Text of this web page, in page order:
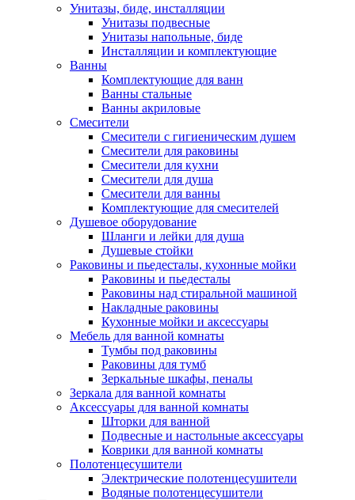
Унитазы, биде, инсталляции
Унитазы подвесные
Унитазы напольные, биде
Инсталляции и комплектующие
Ванны
Комплектующие для ванн
Ванны стальные
Ванны акриловые
Смесители
Смесители с гигиеническим душем
Смесители для раковины
Смесители для кухни
Смесители для душа
Смесители для ванны
Комплектующие для смесителей
Душевое оборудование
Шланги и лейки для душа
Душевые стойки
Раковины и пьедесталы, кухонные мойки
Раковины и пьедесталы
Раковины над стиральной машиной
Накладные раковины
Кухонные мойки и аксессуары
Мебель для ванной комнаты
Тумбы под раковины
Раковины для тумб
Зеркальные шкафы, пеналы
Зеркала для ванной комнаты
Аксессуары для ванной комнаты
Шторки для ванной
Подвесные и настольные аксессуары
Коврики для ванной комнаты
Полотенцесушители
Электрические полотенцесушители
Водяные полотенцесушители